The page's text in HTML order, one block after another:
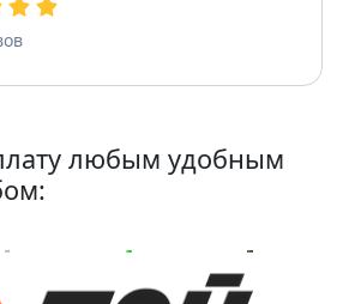
любым удобным